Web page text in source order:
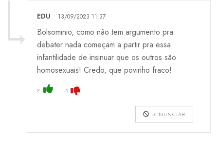
EDU 13/09/2023 11:37
Bolsominio, como não tem argumento pra
debater nada começam a partir pra essa
infantilidade de insinuar que os outros são
homosexuais! Credo, que povinho fraco!
2 5
DENUNCIAR